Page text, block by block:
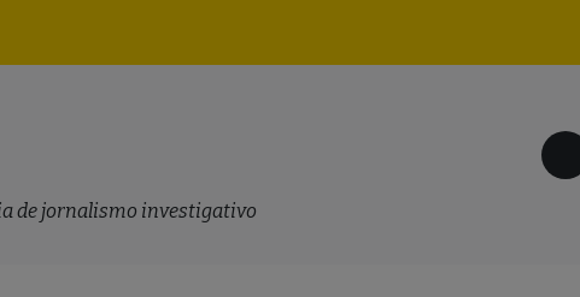
principal
de jornalismo investigativo